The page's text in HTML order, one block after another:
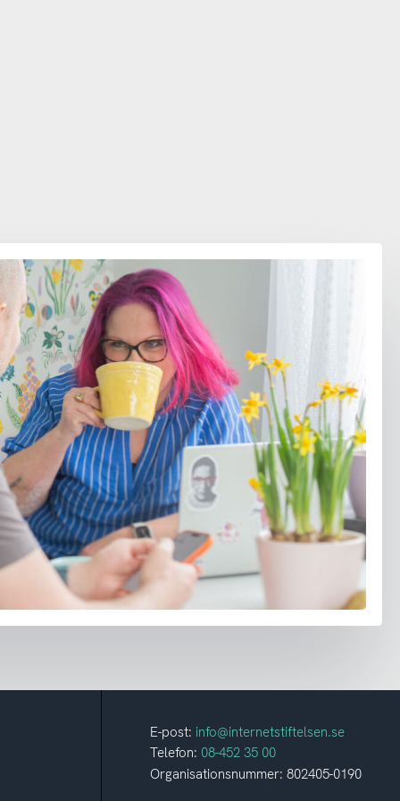
E-post: info@internetstiftelsen.se
Telefon: 08-452 35 00
Organisationsnummer: 802405-0190